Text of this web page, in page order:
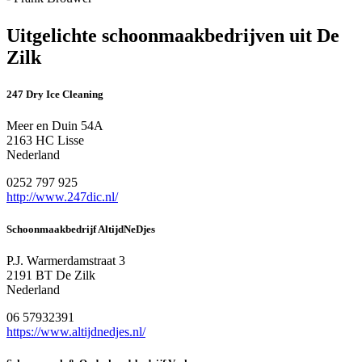
Uitgelichte schoonmaakbedrijven uit De
Zilk
247 Dry Ice Cleaning
Meer en Duin 54A
2163 HC Lisse
Nederland
0252 797 925
http://www.247dic.nl/
Schoonmaakbedrijf AltijdNeDjes
P.J. Warmerdamstraat 3
2191 BT De Zilk
Nederland
06 57932391
https://www.altijdnedjes.nl/